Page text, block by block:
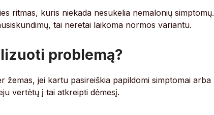
ritmas, kuris niekada nesukelia nemalonių simptomų.
tai neretai laikoma normos variantu.
problemą?
žemas, jei kartu pasireiškia papildomi simptomai arba
vertėtų į tai atkreipti dėmesį.